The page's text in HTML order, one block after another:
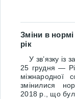
Зміни в
рік
У зв’язку із
25 грудня —
міжнародної
змінилися
2018 р., що